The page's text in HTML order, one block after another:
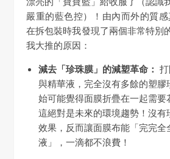
嚴重的藍色控）！由內而外的質感
在拆包裝時我發現了兩個非常特別
我大推的原因：
減去「珍珠膜」的減塑革命：
與精華液，完全沒有多餘的塑膠
始可能覺得面膜折疊在一起需要
這絕對是未來的環境趨勢！沒有
效果，反而讓面膜布能「完完全
液」，一滴都不浪費！